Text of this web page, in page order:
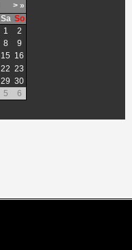
> »
Sa So
1
2
8
9
15 16
22 23
29 30
5 6